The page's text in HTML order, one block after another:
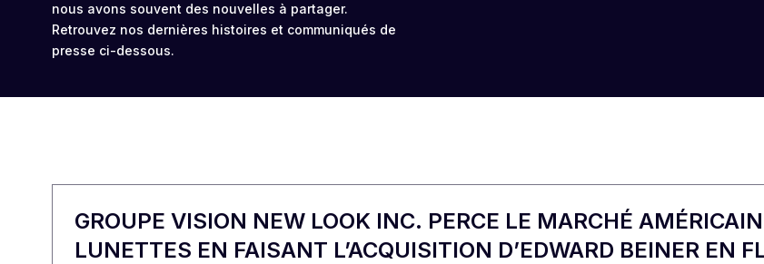
nous avons souvent des nouvelles à partager.
Retrouvez nos dernières histoires et communiqués de
presse ci-dessous.
GROUPE VISION NEW LOOK INC. PERCE LE MARCHÉ
LUNETTES EN FAISANT L’ACQUISITION D’EDWARD BEINER EN